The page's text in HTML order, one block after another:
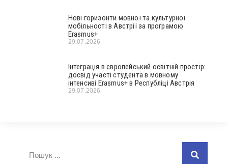
Нові горизонти мовної та культурної
мобільності в Австрії за програмою
Erasmus+
29.07.2026
Інтеграція в європейський освітній простір:
досвід участі студента в мовному
інтенсиві Erasmus+ в Республіці Австрія
29.07.2026